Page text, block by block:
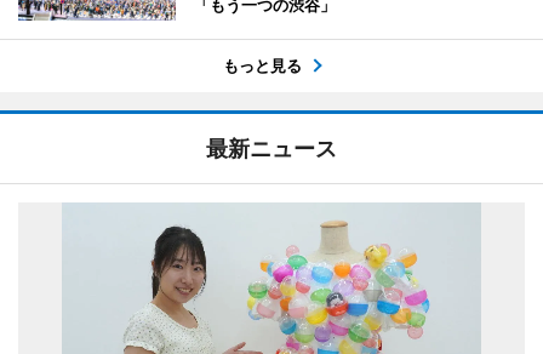
「もう一つの渋谷」
もっと見る
最新ニュース